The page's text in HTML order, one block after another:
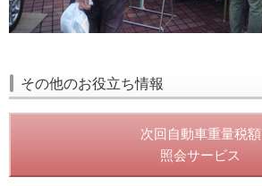
その他のお役立ち情報
次回自動車重量税額
照会サービス